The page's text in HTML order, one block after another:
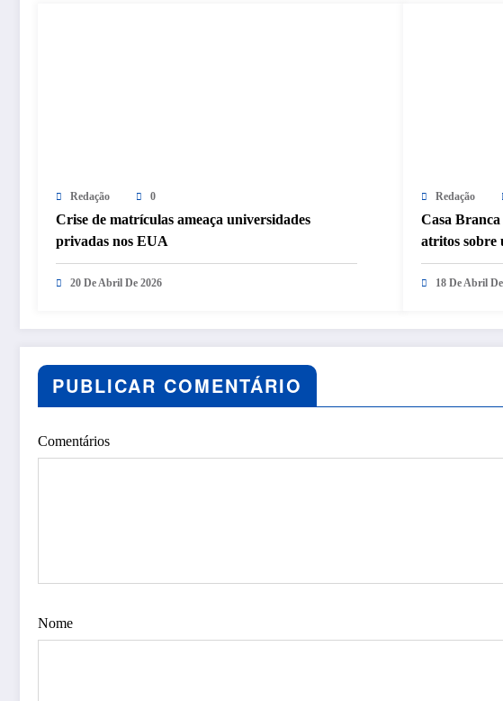
Redação 0
Crise de matrículas ameaça universidades
privadas nos EUA
20 De Abril De 2026
Redação
Casa
atritos sobre
18 De Abril
PUBLICAR COMENTÁRIO
Comentários
Nome